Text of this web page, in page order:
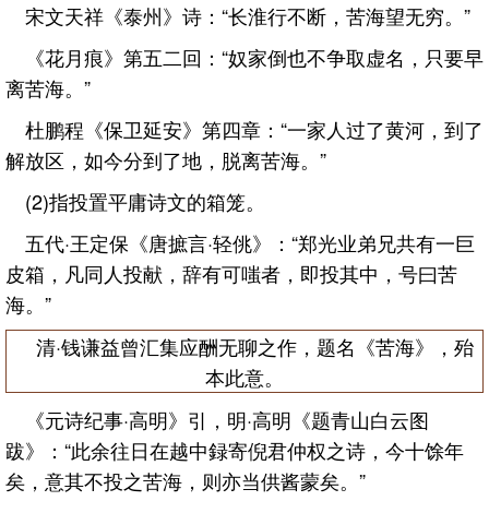
宋文天祥《泰州》诗：“长淮行不断，苦海望无穷。”
《花月痕》第五二回：“奴家倒也不争取虚名，只要早
离苦海。”
杜鹏程《保卫延安》第四章：“一家人过了黄河，到了
解放区，如今分到了地，脱离苦海。”
(2)指投置平庸诗文的箱笼。
五代·王定保《唐摭言·轻佻》：“郑光业弟兄共有一巨
皮箱，凡同人投献，辞有可嗤者，即投其中，号曰苦
海。”
清·钱谦益曾汇集应酬无聊之作，题名《苦海》，殆
本此意。
《元诗纪事·高明》引，明·高明《题青山白云图
跋》：“此余往日在越中録寄倪君仲权之诗，今十馀年
矣，意其不投之苦海，则亦当供酱蒙矣。”